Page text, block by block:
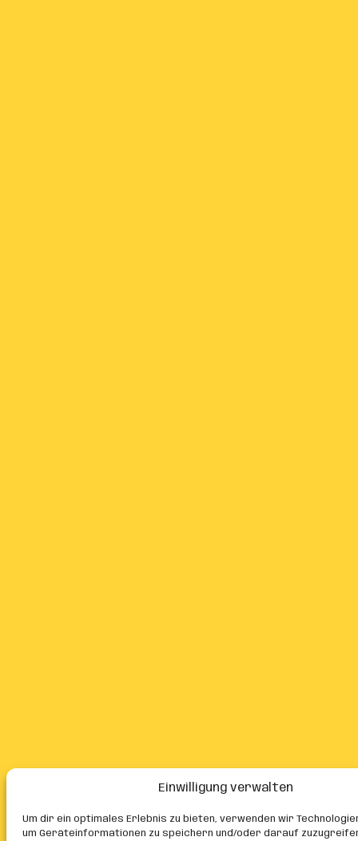
Einwilligung verwalten
Um dir ein optimales Erlebnis zu bieten, verwenden wir
um Geräteinformationen zu speichern und/oder darauf